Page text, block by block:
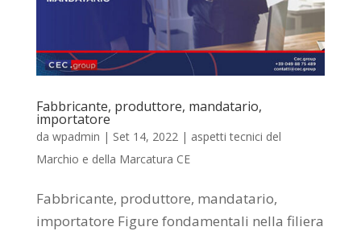
Fabbricante, produttore, mandatario,
importatore
da wpadmin | Set 14, 2022 | aspetti tecnici del
Marchio e della Marcatura CE
Fabbricante, produttore, mandatario,
importatore Figure fondamentali nella filiera